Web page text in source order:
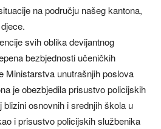
na području našeg kantona,
svih oblika devijantnog
bezbjednosti učeničkih
Ministarstva unutrašnjih poslova
je obezbjedila prisustvo policijskih
osnovnih i srednjih škola u
i prisustvo policijskih službenika